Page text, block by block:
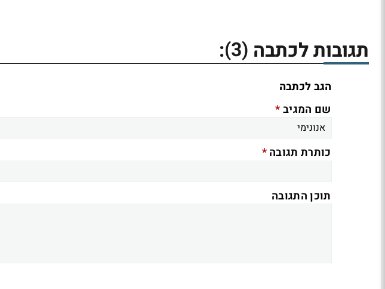
תגובות לכתבה (3)
:
הגב לכתבה
שם המגיב*
כותרת תגובה*
תוכן התגובה